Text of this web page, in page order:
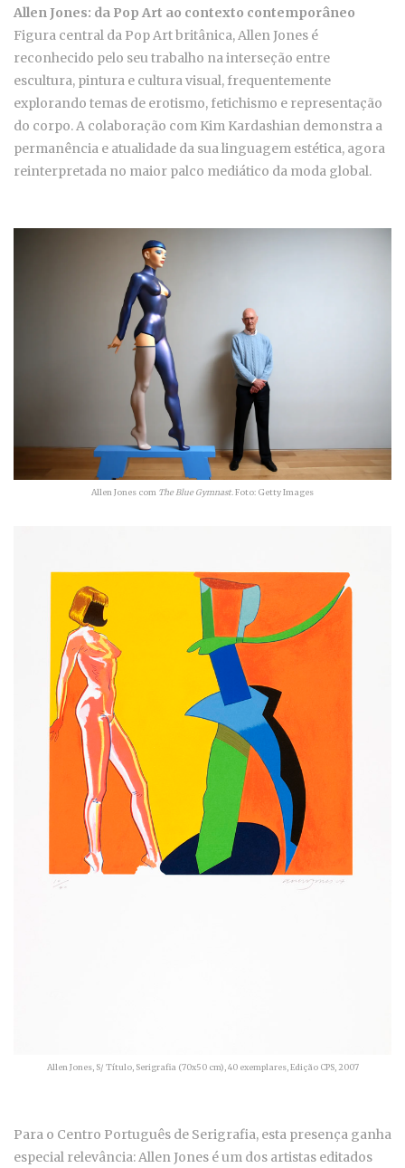
Allen Jones: da Pop Art ao contexto contemporâneo
Figura central da Pop Art britânica, Allen Jones é
reconhecido pelo seu trabalho na interseção entre
escultura, pintura e cultura visual, frequentemente
explorando temas de erotismo, fetichismo e representação
do corpo. A colaboração com Kim Kardashian demonstra a
permanência e atualidade da sua linguagem estética, agora
reinterpretada no maior palco mediático da moda global.
Allen Jones com The Blue Gymnast. Foto: Getty Images
Allen Jones, S/ Título, Serigrafia (70x50 cm), 40 exemplares, Edição CPS, 2007
Para o Centro Português de Serigrafia, esta presença ganha
especial relevância: Allen Jones é um dos artistas editados